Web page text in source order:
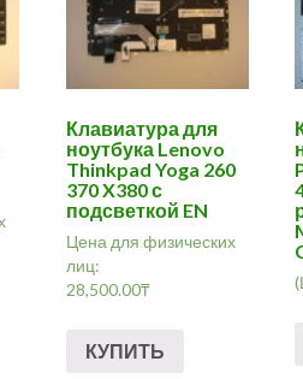
Клавиатура для
ноутбука Lenovo
Thinkpad Yoga 260
370 X380 с
подсветкой EN
Цена для физических
лиц:
28,500.00₸
КУПИТЬ